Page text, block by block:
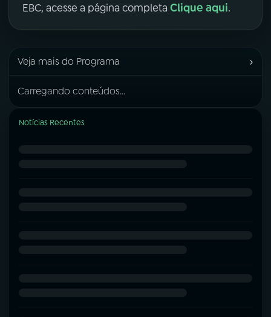
EBC, acesse a página completa Clique aqui.
Veja mais do Programa ›
Carregando conteúdos...
Notícias Recentes